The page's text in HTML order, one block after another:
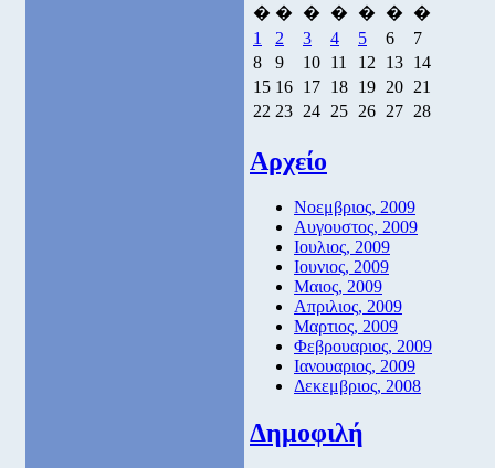
� � � � � �
�
1
2 3 4 5 6
7
8
9 10 11 12 13 14
15 16 17 18 19 20 21
22 23 24 25 26 27 28
Αρχείο
Νοεμβριος, 2009
Αυγουστος, 2009
Ιουλιος, 2009
Ιουνιος, 2009
Μαιος, 2009
Απριλιος, 2009
Μαρτιος, 2009
Φεβρουαριος, 2009
Ιανουαριος, 2009
Δεκεμβριος, 2008
Δημοφιλή